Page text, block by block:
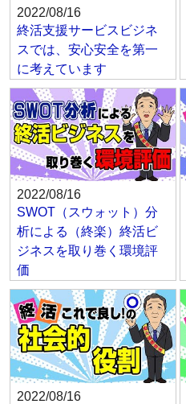
2022/08/16
終活支援サービスビジネ
スでは、安心安全を第一
に考えています
2022/08/16
SWOT（スウォット）分
析による（終楽）終活ビ
ジネスを取り巻く環境評
価
2022/08/16